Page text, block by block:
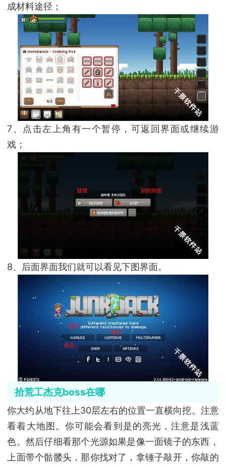
成材料途径；
7、点击左上角有一个暂停，可返回界面或继续游
戏；
8、后面界面我们就可以看见下图界面。
拾荒工杰克boss在哪
你大约从地下往上30层左右的位置一直横向挖。注意
看着大地图。你可能会看到是的亮光，注意是浅蓝
色。然后仔细看那个光源如果是像一面镜子的东西，
上面带个骷髅头，那你找对了，拿锤子敲开，你敲的